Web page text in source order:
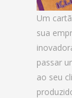
Um
sua
passar
ao seu